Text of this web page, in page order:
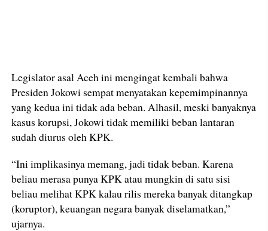
Legislator asal Aceh ini mengingat kembali bahwa
Presiden Jokowi sempat menyatakan kepemimpinannya
yang kedua ini tidak ada beban. Alhasil, meski banyaknya
kasus korupsi, Jokowi tidak memiliki beban lantaran
sudah diurus oleh KPK.
“Ini implikasinya memang, jadi tidak beban. Karena
beliau merasa punya KPK atau mungkin di satu sisi
beliau melihat KPK kalau rilis mereka banyak ditangkap
(koruptor), keuangan negara banyak diselamatkan,”
ujarnya.